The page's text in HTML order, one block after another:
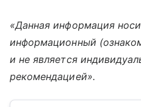
«Данная информация
информационный
и не является
рекомендацией».